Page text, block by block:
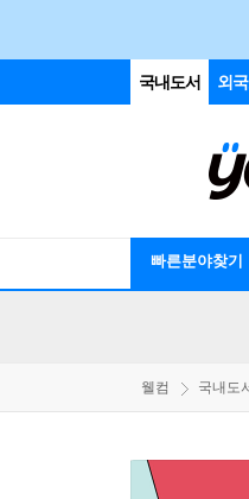
국내도서 외
빠른분야찾기
웰컴 국내도